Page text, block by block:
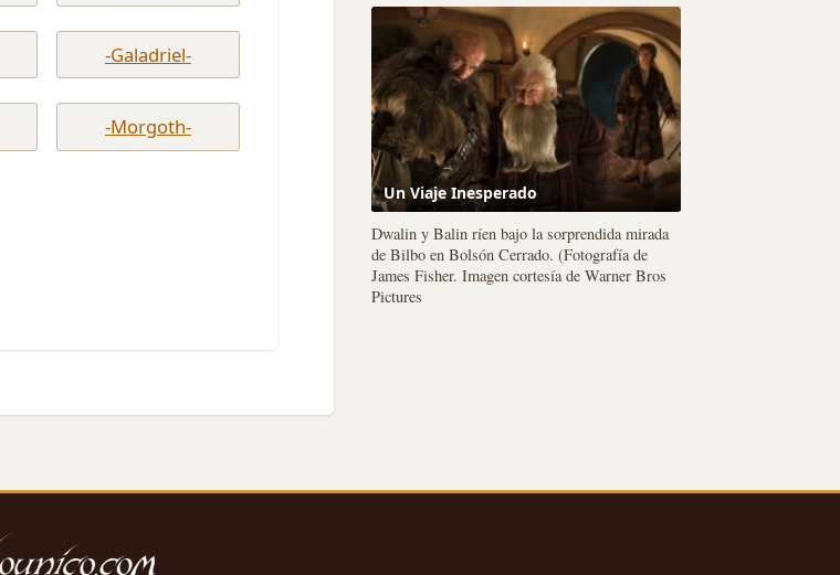
-Galadriel-
-Morgoth-
Un Viaje Inesperado
Dwalin y Balin ríen bajo la sorprendida mirada
de Bilbo en Bolsón Cerrado. (Fotografía de
James Fisher. Imagen cortesía de Warner Bros
Pictures